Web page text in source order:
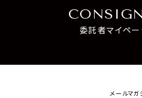
委託者マイペー
メールマガ